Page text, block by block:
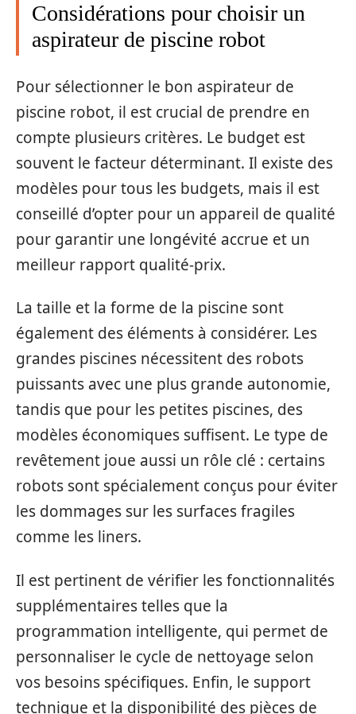
Considérations pour choisir un
aspirateur de piscine robot
Pour sélectionner le bon aspirateur de
piscine robot, il est crucial de prendre en
compte plusieurs critères. Le budget est
souvent le facteur déterminant. Il existe des
modèles pour tous les budgets, mais il est
conseillé d’opter pour un appareil de qualité
pour garantir une longévité accrue et un
meilleur rapport qualité-prix.
La taille et la forme de la piscine sont
également des éléments à considérer. Les
grandes piscines nécessitent des robots
puissants avec une plus grande autonomie,
tandis que pour les petites piscines, des
modèles économiques suffisent. Le type de
revêtement joue aussi un rôle clé : certains
robots sont spécialement conçus pour éviter
les dommages sur les surfaces fragiles
comme les liners.
Il est pertinent de vérifier les fonctionnalités
supplémentaires telles que la
programmation intelligente, qui permet de
personnaliser le cycle de nettoyage selon
vos besoins spécifiques. Enfin, le support
technique et la disponibilité des pièces de